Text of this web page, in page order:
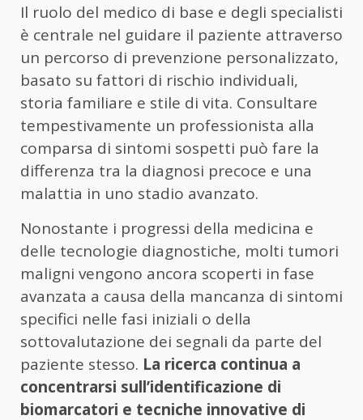
Il ruolo del medico di base e degli specialisti
è centrale nel guidare il paziente attraverso
un percorso di prevenzione personalizzato,
basato su fattori di rischio individuali,
storia familiare e stile di vita. Consultare
tempestivamente un professionista alla
comparsa di sintomi sospetti può fare la
differenza tra la diagnosi precoce e una
malattia in uno stadio avanzato.
Nonostante i progressi della medicina e
delle tecnologie diagnostiche, molti tumori
maligni vengono ancora scoperti in fase
avanzata a causa della mancanza di sintomi
specifici nelle fasi iniziali o della
sottovalutazione dei segnali da parte del
paziente stesso. La ricerca continua a
concentrarsi sull’identificazione di
biomarcatori e tecniche innovative di